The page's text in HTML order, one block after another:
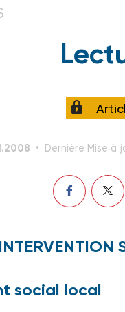
Dernière Mise à
social local